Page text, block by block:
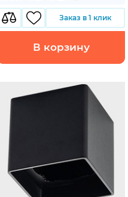
Заказ в 1 клик
В корзину